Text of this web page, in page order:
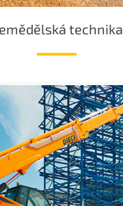
technika